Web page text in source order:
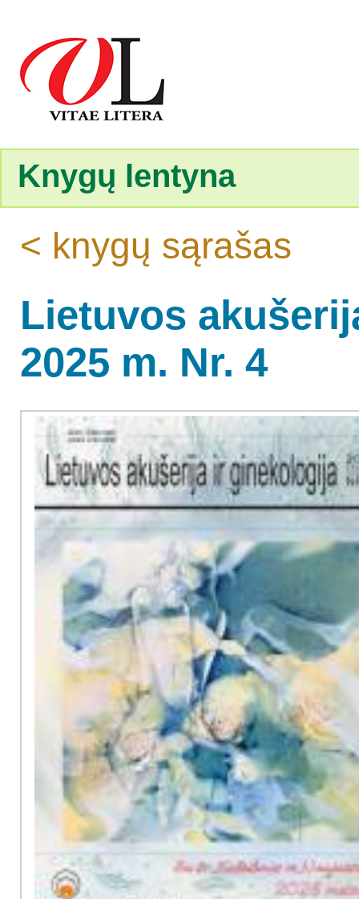
Knygų lentyna
< knygų sąrašas
Lietuvos
2025 m. Nr. 4